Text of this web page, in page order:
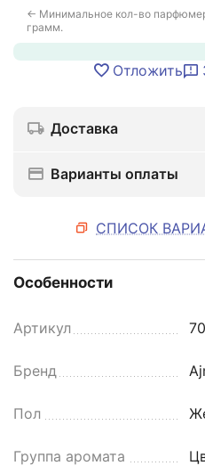
← Минимальное кол-во
грамм.
Отложить
Доставка
Варианты оплаты
СПИСОК
Особенности
Артикул
Бренд
Пол
Группа аромата